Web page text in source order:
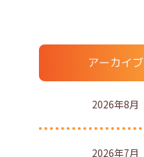
アーカイブ
2026年8月
2026年7月